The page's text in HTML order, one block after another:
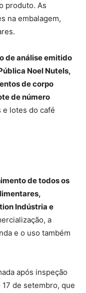
produto. As
na embalagem,
de análise emitido
Noel Nutels,
de corpo
de número
e lotes do café
de todos os
Indústria e
a
e o uso também
após inspeção
de setembro, que